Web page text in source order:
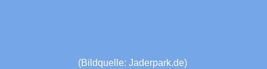
(Bildquelle: Jaderpark.de)